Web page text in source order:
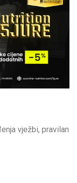
vježbi, pravilan